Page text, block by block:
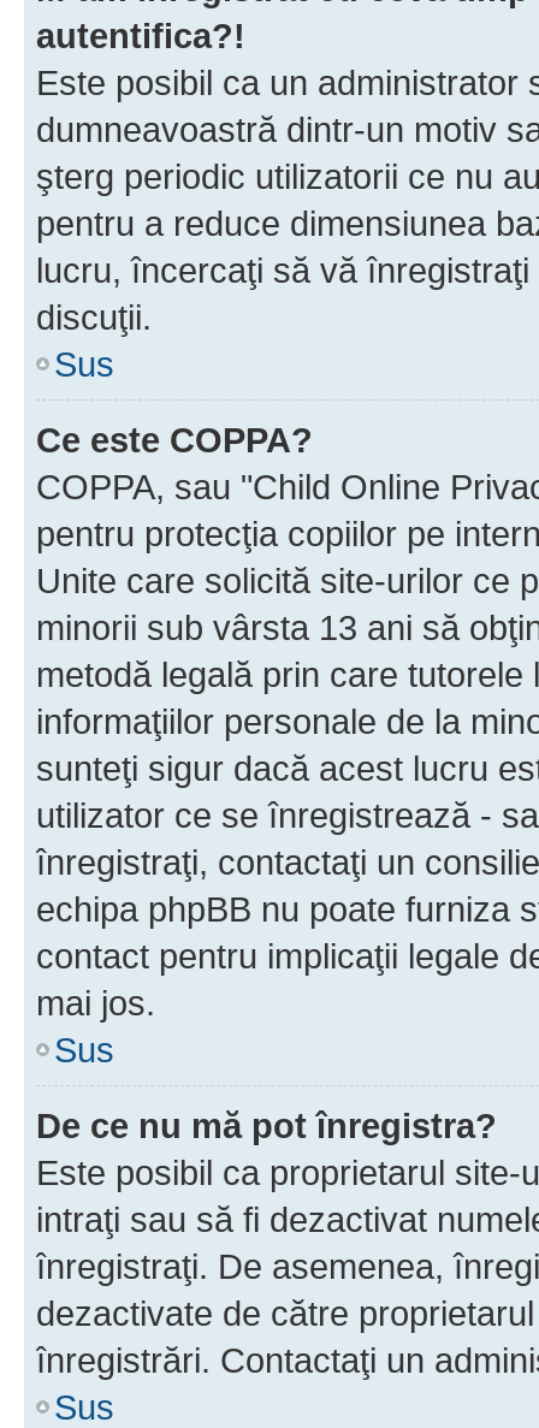
autentifica?!
Este posibil ca un
dumneavoastră dintr-un motiv
şterg periodic utilizatorii ce nu
pentru a reduce dimensiunea
lucru, încercaţi să vă
discuţii.
Sus
Ce este COPPA?
COPPA, sau "Child Online
pentru protecţia copiilor pe
Unite care solicită site-urilor ce
minorii sub vârsta 13 ani să
metodă legală prin care
informaţiilor personale de la
sunteţi sigur dacă acest lucru
utilizator ce se înregistrează -
înregistraţi, contactaţi un
echipa phpBB nu poate furniza
contact pentru implicaţii legale
mai jos.
Sus
De ce nu mă pot înregistra?
Este posibil ca proprietarul
intraţi sau să fi dezactivat
înregistraţi. De asemenea,
dezactivate de către
înregistrări. Contactaţi un
Sus